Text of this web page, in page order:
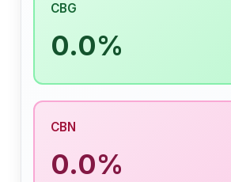
CBG
0.0%
CBN
0.0%